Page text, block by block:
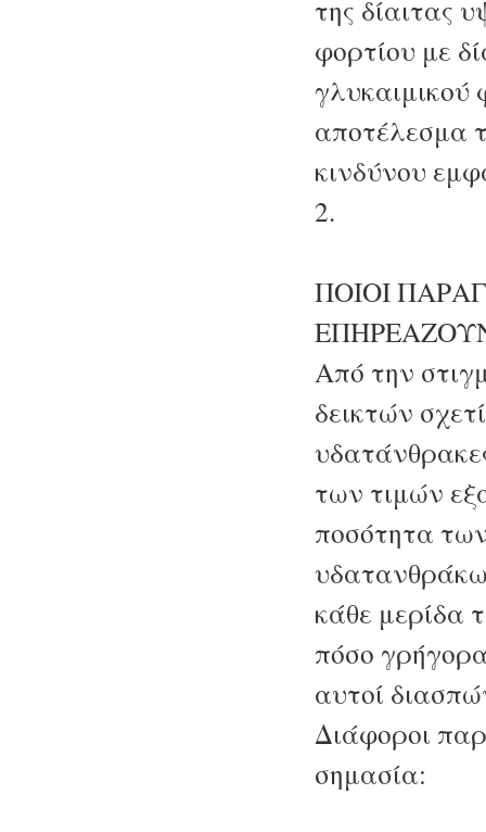
της δίαιτας
φορτίου με
γλυκαιμικού
αποτέλεσμα
κινδύνου
2.
ΠΟΙΟΙ
Από την
δεικτών
των τιμών
ποσότητα
κάθε μερίδα
πόσο
αυτοί
Διάφοροι
σημασία: